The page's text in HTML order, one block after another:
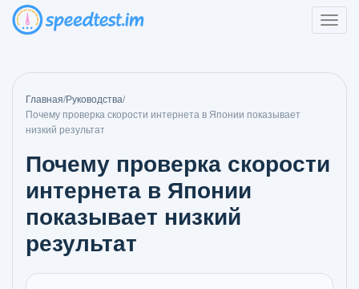
Главная/Руководства/
Почему проверка скорости интернета в Японии показывает
низкий результат
Почему проверка скорости
интернета в Японии
показывает низкий
результат